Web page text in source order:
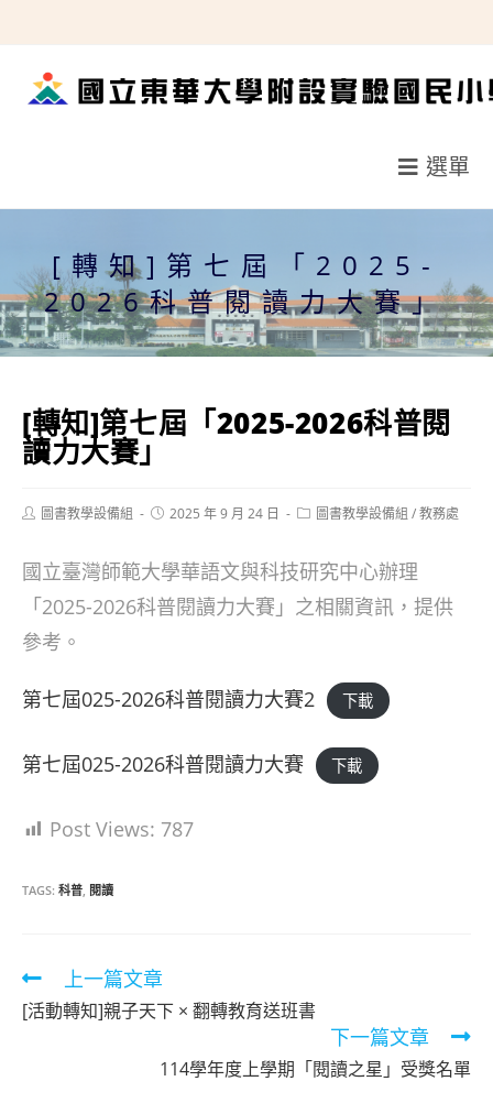
轉
選單
[轉知]第七屆「2025-
2026科普閱讀力大賽」
[轉知]第七屆「2025-2026科普閱
讀力大賽」
Post圖書教學設備組
Post2025 年 9 月 24 日
Post圖書教學設備組 /教務處
國立臺灣師範大學華語文與科技研究中心辦理
「2025-2026科普閱讀力大賽」之相關資訊，提供
參考。
第七屆025-2026科普閱讀力大賽2 下載
第七屆025-2026科普閱讀力大賽 下載
Post Views: 787
TAGS: 科普, 閱讀
Read
more
上一篇文章
[活動轉知]親子天下 × 翻轉教育送班書
下一篇文章
114學年度上學期「閱讀之星」受獎名單